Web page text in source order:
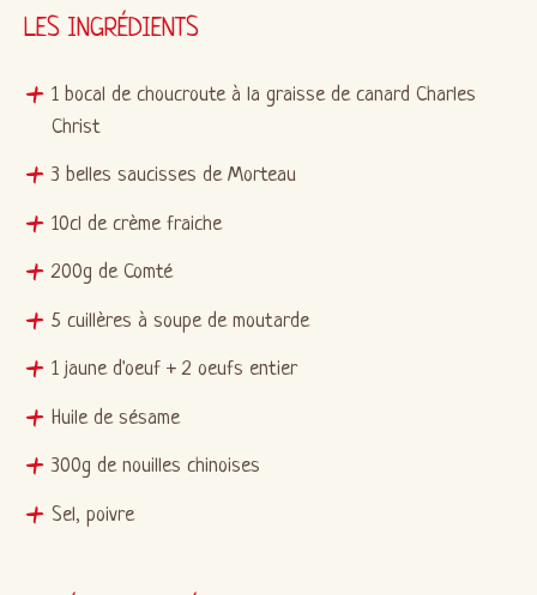
LES INGRÉDIENTS
1 bocal de choucroute à la graisse de canard Charles
Christ
3 belles saucisses de Morteau
10cl de crème fraiche
200g de Comté
5 cuillères à soupe de moutarde
1 jaune d'oeuf + 2 oeufs entier
Huile de sésame
300g de nouilles chinoises
Sel, poivre